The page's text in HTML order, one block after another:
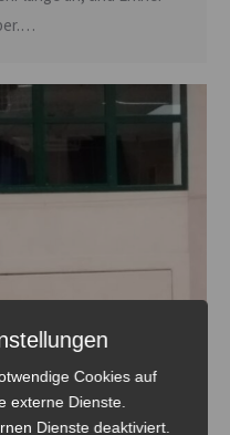
Cookies auf
externe Dienste.
Dienste deaktiviert.